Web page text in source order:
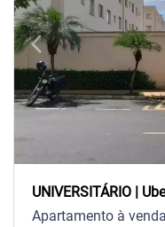
arrow_back_iosPrevious
UNIVERSITÁRIO |
Apartamento à